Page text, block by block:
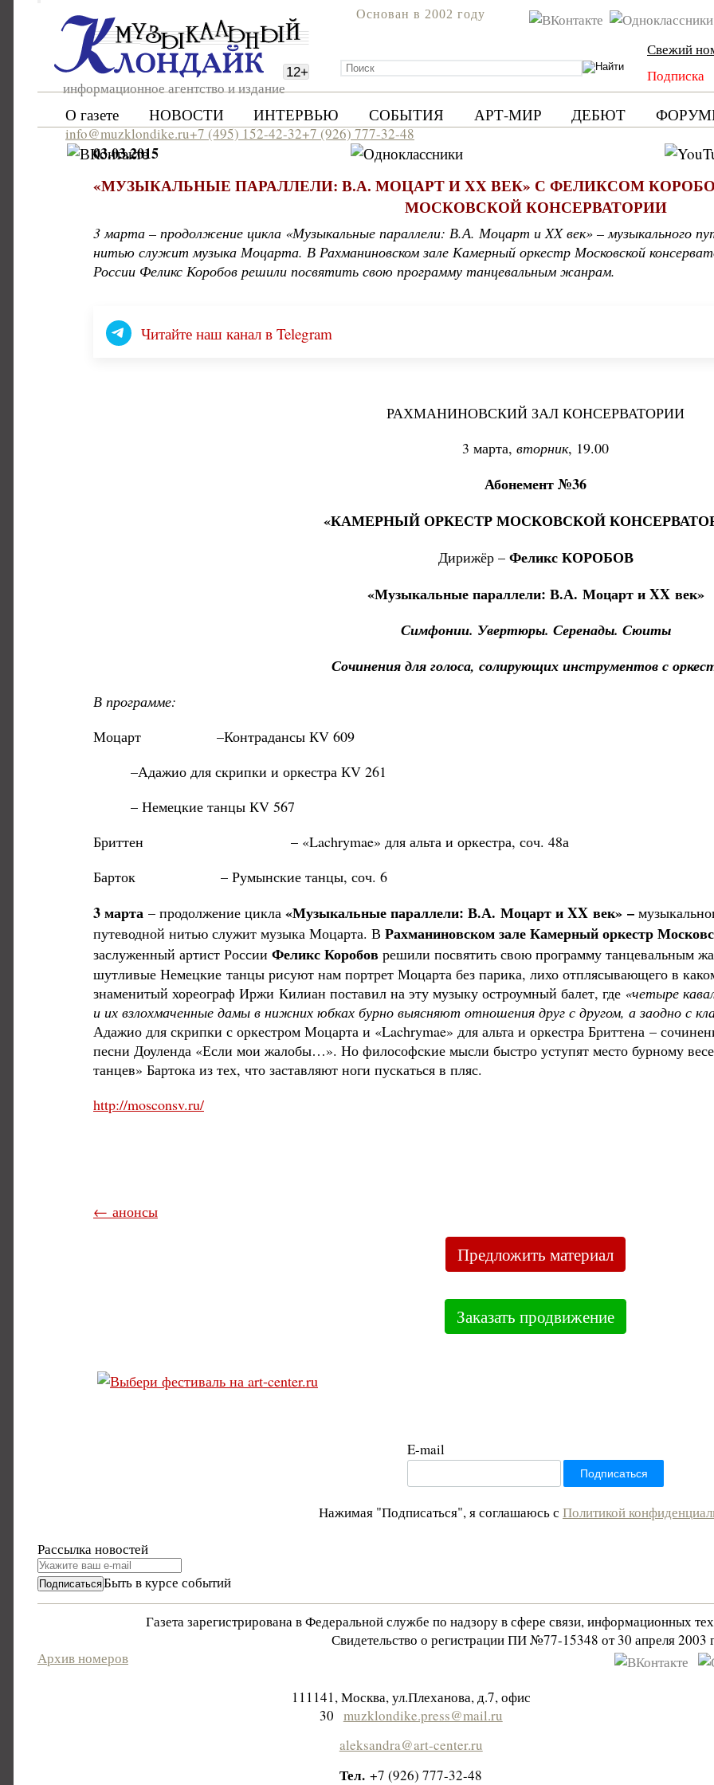
информационное агентство и издание
12+
Основан в 2002 году
Свежий
Подписка
О газете НОВОСТИ ИНТЕРВЬЮ СОБЫТИЯ АРТ-МИР ДЕБЮТ
info@muzklondike.ru+7 (495) 152-42-32+7 (926) 777-32-48
03.03.2015
«МУЗЫКАЛЬНЫЕ ПАРАЛЛЕЛИ: В.А. МОЦАРТ И XX ВЕК» С ФЕЛИКСОМ
МОСКОВСКОЙ КОНСЕРВАТОРИИ
3 марта – продолжение цикла «Музыкальные параллели: В.А. Моцарт и XX век» – музыкального
нитью служит музыка Моцарта. В Рахманиновском зале Камерный оркестр Московской
России Феликс Коробов решили посвятить свою программу танцевальным жанрам.
Читайте наш канал в Telegram
РАХМАНИНОВСКИЙ ЗАЛ КОНСЕРВАТОРИИ
3 марта, вторник, 19.00
Абонемент №36
«КАМЕРНЫЙ ОРКЕСТР МОСКОВСКОЙ
Дирижёр –Феликс КОРОБОВ
«Музыкальные параллели: В.А. Моцарт иXXвек»
Симфонии. Увертюры. Серенады. Сюиты
Сочинения для голоса, солирующих инструментов с
В программе:
Моцарт –Контрадансы КV 609
–Адажио для скрипки и оркестра КV 261
– Немецкие танцы КV 567
Бриттен – «Lachrymae» для альта и оркестра, соч. 48а
Барток – Румынские танцы, соч. 6
3 марта – продолжение цикла «Музыкальные параллели: В.А. Моцарт иXX век» –
путеводной нитью служит музыка Моцарта. В Рахманиновском залеКамерный оркестр
заслуженный артист России Феликс Коробов решили посвятить свою программу танцевальным
шутливые Немецкие танцы рисуют нам портрет Моцарта без парика, лихо отплясывающего в
знаменитый хореограф Иржи Килиан поставил на эту музыку остроумный балет, где «четыре
и их взлохмаченные дамы в нижних юбках бурно выясняют отношения друг с другом, а заодно с
Адажио для скрипки с оркестром Моцарта и «Lachrymae» для альта и оркестра Бриттена –
песни Доуленда «Если мои жалобы…». Но философские мысли быстро уступят место бурному
танцев» Бартока из тех, что заставляют ноги пускаться в пляс.
http://mosconsv.ru/
← анонсы
Предложить материал
Заказать продвижение
E-mail
Нажимая "Подписаться", я соглашаюсь с Политикой
Рассылка новостей
Быть в курсе событий
Газета зарегистрирована в Федеральной службе по надзору в сфере связи, информационных
Свидетельство о регистрации ПИ №77-15348 от 30 апреля 2003
Архив номеров
111141, Москва, ул.Плеханова, д.7, офис
30 muzklondike.press@mail.ru
aleksandra@art-center.ru
Тел.+7 (926) 777-32-48